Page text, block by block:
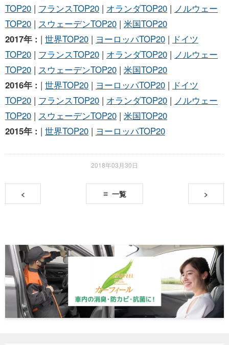
TOP20 | フランスTOP20 | オランダTOP20 | ノルウェー
TOP20 | スウェーデンTOP20 | 米国TOP20
2017年 : | 世界TOP20 | ヨーロッパTOP20 | ドイツ
TOP20 | フランスTOP20 | オランダTOP20 | ノルウェー
TOP20 | スウェーデンTOP20 | 米国TOP20
2016年 : | 世界TOP20 | ヨーロッパTOP20 | ドイツ
TOP20 | フランスTOP20 | オランダTOP20 | ノルウェー
TOP20 | スウェーデンTOP20 | 米国TOP20
2015年 : | 世界TOP20 | ヨーロッパTOP20
2018年03月30日
< 一覧 >